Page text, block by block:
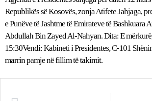
Republikës së Kosovës, zonja Atifete Jahjaga,
e Punëve të Jashtme të Emirateve të Bashkuara
Abdullah Bin Zayed Al-Nahyan. Dita: E
15:30Vendi: Kabineti i Presidentes, C-101
marrin pamje në fillim të takimit.